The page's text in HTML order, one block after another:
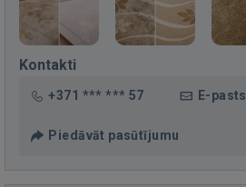
Kontakti
+371 *** *** 57 E-pasts
Piedāvāt pasūtījumu